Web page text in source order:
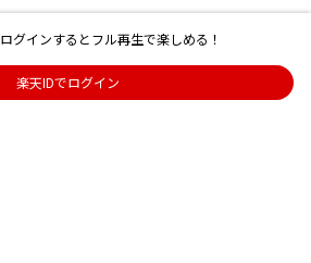
ログインするとフル再生で楽しめる！
楽天IDでログイン